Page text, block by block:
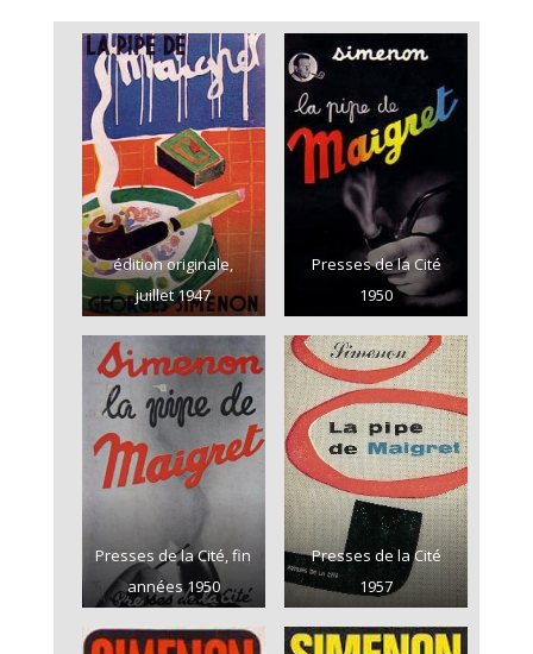
édition originale,
juillet 1947
Presses de la Cité
1950
Presses de la Cité, fin
années 1950
Presses de la Cité
1957